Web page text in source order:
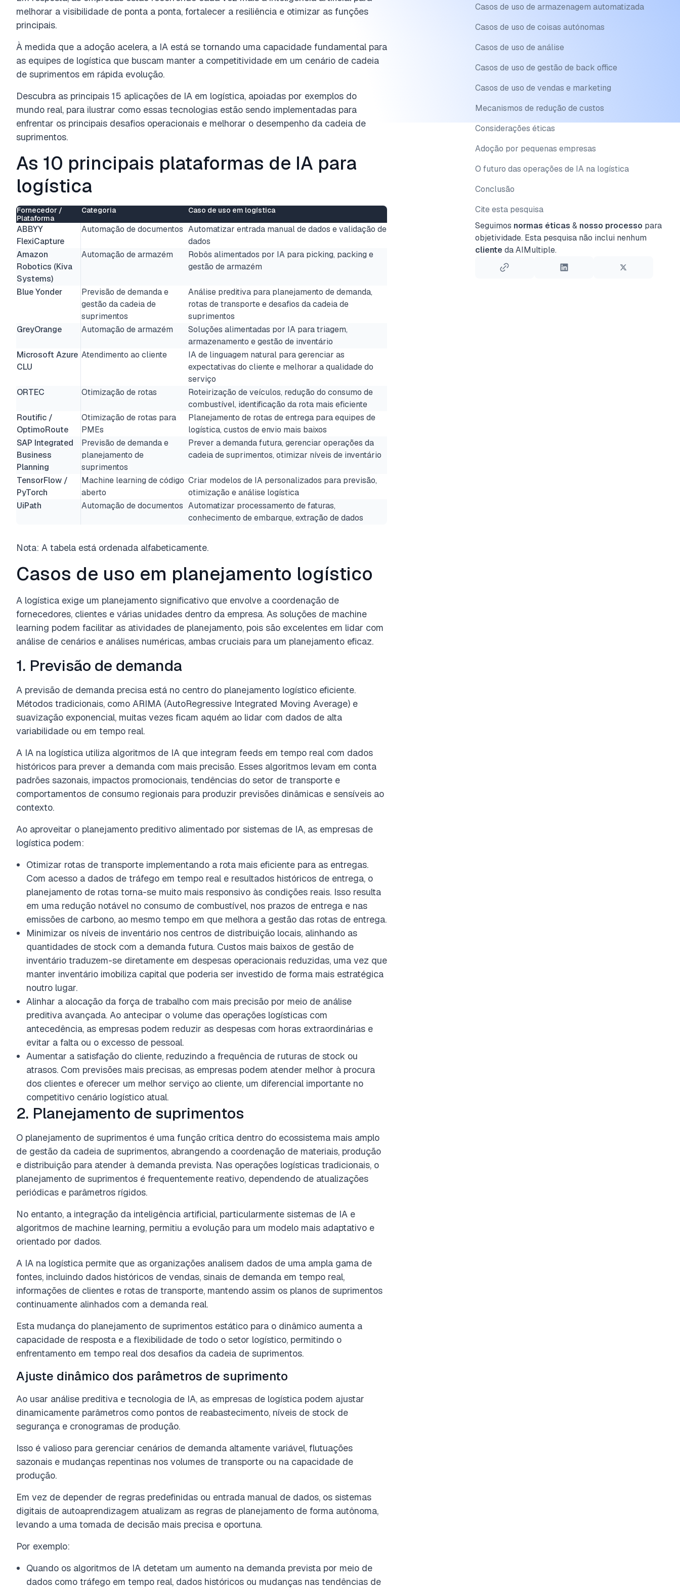
melhorar a visibilidade de ponta a ponta, fortalecer a resiliência e otimizar as funções
principais.
À medida que a adoção acelera, a IA está se tornando uma capacidade fundamental para
as equipes de logística que buscam manter a competitividade em um cenário de cadeia
de suprimentos em rápida evolução.
Descubra as principais 15 aplicações de IA em logística, apoiadas por exemplos do
mundo real, para ilustrar como essas tecnologias estão sendo implementadas para
enfrentar os principais desafios operacionais e melhorar o desempenho da cadeia de
suprimentos.
As 10 principais plataformas de IA para
logística
Fornecedor /
Plataforma
Categoria Caso de uso em logística
ABBYY
FlexiCapture
Automação de documentos Automatizar entrada manual de dados e validação de
dados
Amazon
Robotics (Kiva
Systems)
Automação de armazém
Robôs alimentados por IA para picking, packing e
gestão de armazém
Blue Yonder
Previsão de demanda e
gestão da cadeia de
suprimentos
Análise preditiva para planejamento de demanda,
rotas de transporte e desafios da cadeia de
suprimentos
GreyOrange
Automação de armazém
Soluções alimentadas por IA para triagem,
armazenamento e gestão de inventário
Microsoft Azure
CLU
Atendimento ao cliente
IA de linguagem natural para gerenciar as
expectativas do cliente e melhorar a qualidade do
serviço
ORTEC
Otimização de rotas
Roteirização de veículos, redução do consumo de
combustível, identificação da rota mais eficiente
Routific /
OptimoRoute
Otimização de rotas para
PMEs
Planejamento de rotas de entrega para equipes de
logística, custos de envio mais baixos
SAP Integrated
Business
Planning
Previsão de demanda e
planejamento de
suprimentos
Prever a demanda futura, gerenciar operações da
cadeia de suprimentos, otimizar níveis de inventário
TensorFlow /
PyTorch
Machine learning de código
aberto
Criar modelos de IA personalizados para previsão,
otimização e análise logística
UiPath
Automação de documentos Automatizar processamento de faturas,
conhecimento de embarque, extração de dados
Nota: A tabela está ordenada alfabeticamente.
Casos de uso em planejamento logístico
A logística exige um planejamento significativo que envolve a coordenação de
fornecedores, clientes e várias unidades dentro da empresa. As soluções de machine
learning podem facilitar as atividades de planejamento, pois são excelentes em lidar com
análise de cenários e análises numéricas, ambas cruciais para um planejamento eficaz.
1. Previsão de demanda
A previsão de demanda precisa está no centro do planejamento logístico eficiente.
Métodos tradicionais, como ARIMA (AutoRegressive Integrated Moving Average) e
suavização exponencial, muitas vezes ficam aquém ao lidar com dados de alta
variabilidade ou em tempo real.
A IA na logística utiliza algoritmos de IA que integram feeds em tempo real com dados
históricos para prever a demanda com mais precisão. Esses algoritmos levam em conta
padrões sazonais, impactos promocionais, tendências do setor de transporte e
comportamentos de consumo regionais para produzir previsões dinâmicas e sensíveis ao
contexto.
Ao aproveitar o planejamento preditivo alimentado por sistemas de IA, as empresas de
logística podem:
Otimizar rotas de transporte implementando a rota mais eficiente para as entregas.
Com acesso a dados de tráfego em tempo real e resultados históricos de entrega, o
planejamento de rotas torna-se muito mais responsivo às condições reais. Isso resulta
em uma redução notável no consumo de combustível, nos prazos de entrega e nas
emissões de carbono, ao mesmo tempo em que melhora a gestão das rotas de entrega.
Minimizar os níveis de inventário nos centros de distribuição locais, alinhando as
quantidades de stock com a demanda futura. Custos mais baixos de gestão de
inventário traduzem-se diretamente em despesas operacionais reduzidas, uma vez que
manter inventário imobiliza capital que poderia ser investido de forma mais estratégica
noutro lugar.
Alinhar a alocação da força de trabalho com mais precisão por meio de análise
preditiva avançada. Ao antecipar o volume das operações logísticas com
antecedência, as empresas podem reduzir as despesas com horas extraordinárias e
evitar a falta ou o excesso de pessoal.
Aumentar a satisfação do cliente, reduzindo a frequência de ruturas de stock ou
atrasos. Com previsões mais precisas, as empresas podem atender melhor à procura
dos clientes e oferecer um melhor serviço ao cliente, um diferencial importante no
competitivo cenário logístico atual.
2. Planejamento de suprimentos
O planejamento de suprimentos é uma função crítica dentro do ecossistema mais amplo
de gestão da cadeia de suprimentos, abrangendo a coordenação de materiais, produção
e distribuição para atender à demanda prevista. Nas operações logísticas tradicionais, o
planejamento de suprimentos é frequentemente reativo, dependendo de atualizações
periódicas e parâmetros rígidos.
No entanto, a integração da inteligência artificial, particularmente sistemas de IA e
algoritmos de machine learning, permitiu a evolução para um modelo mais adaptativo e
orientado por dados.
A IA na logística permite que as organizações analisem dados de uma ampla gama de
fontes, incluindo dados históricos de vendas, sinais de demanda em tempo real,
informações de clientes e rotas de transporte, mantendo assim os planos de suprimentos
continuamente alinhados com a demanda real.
Esta mudança do planejamento de suprimentos estático para o dinâmico aumenta a
capacidade de resposta e a flexibilidade de todo o setor logístico, permitindo o
enfrentamento em tempo real dos desafios da cadeia de suprimentos.
Ajuste dinâmico dos parâmetros de suprimento
Ao usar análise preditiva e tecnologia de IA, as empresas de logística podem ajustar
dinamicamente parâmetros como pontos de reabastecimento, níveis de stock de
segurança e cronogramas de produção.
Isso é valioso para gerenciar cenários de demanda altamente variável, flutuações
sazonais e mudanças repentinas nos volumes de transporte ou na capacidade de
produção.
Em vez de depender de regras predefinidas ou entrada manual de dados, os sistemas
digitais de autoaprendizagem atualizam as regras de planejamento de forma autônoma,
levando a uma tomada de decisão mais precisa e oportuna.
Por exemplo:
Quando os algoritmos de IA detetam um aumento na demanda prevista por meio de
dados como tráfego em tempo real, dados históricos ou mudanças nas tendências de
Casos de uso de armazenagem automatizada
Casos de uso de coisas autónomas
Casos de uso de análise
Casos de uso de gestão de back office
Casos de uso de vendas e marketing
Mecanismos de redução de custos
Considerações éticas
Adoção por pequenas empresas
O futuro das operações de IA na logística
Conclusão
Cite esta pesquisa
Seguimos normas éticas & nosso processo para
objetividade. Esta pesquisa não inclui nenhum
cliente da AIMultiple.